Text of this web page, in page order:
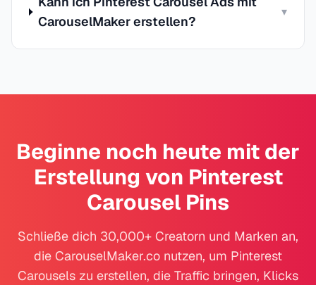
CarouselMaker erstellen?
▾
Beginne noch heute mit der
Erstellung von Pinterest
Carousel Pins
Schließe dich 30,000+ Creatorn und Marken an,
die CarouselMaker.co nutzen, um Pinterest
Carousels zu erstellen, die Traffic bringen, Klicks